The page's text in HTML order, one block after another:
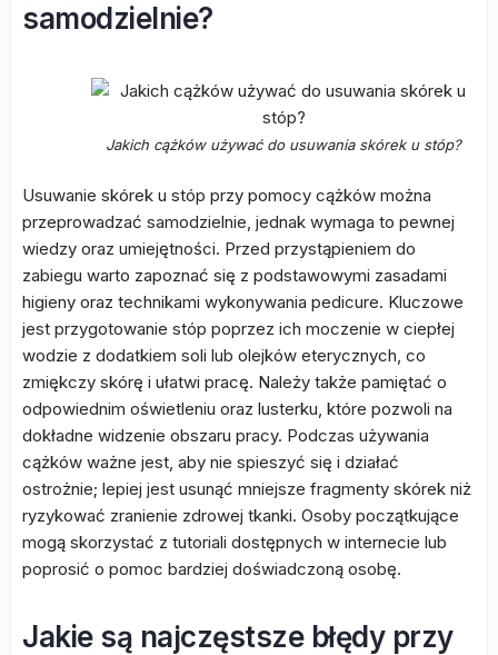
samodzielnie?
Jakich cążków używać do usuwania skórek u stóp?
Usuwanie skórek u stóp przy pomocy cążków można
przeprowadzać samodzielnie, jednak wymaga to pewnej
wiedzy oraz umiejętności. Przed przystąpieniem do
zabiegu warto zapoznać się z podstawowymi zasadami
higieny oraz technikami wykonywania pedicure. Kluczowe
jest przygotowanie stóp poprzez ich moczenie w ciepłej
wodzie z dodatkiem soli lub olejków eterycznych, co
zmiękczy skórę i ułatwi pracę. Należy także pamiętać o
odpowiednim oświetleniu oraz lusterku, które pozwoli na
dokładne widzenie obszaru pracy. Podczas używania
cążków ważne jest, aby nie spieszyć się i działać
ostrożnie; lepiej jest usunąć mniejsze fragmenty skórek niż
ryzykować zranienie zdrowej tkanki. Osoby początkujące
mogą skorzystać z tutoriali dostępnych w internecie lub
poprosić o pomoc bardziej doświadczoną osobę.
Jakie są najczęstsze błędy przy